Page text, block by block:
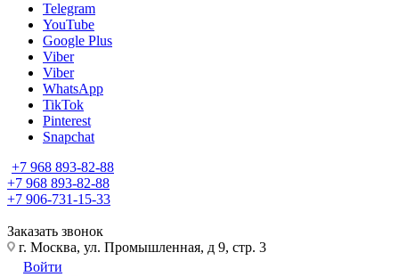
Telegram
YouTube
Google Plus
Viber
Viber
WhatsApp
TikTok
Pinterest
Snapchat
+7 968 893-82-88
+7 968 893-82-88
+7 906-731-15-33
Заказать звонок
г. Москва, ул. Промышленная, д 9, стр. 3
Войти